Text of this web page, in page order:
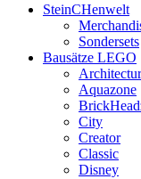
SteinCHenwelt
Sondersets
Bausätze LEGO
Aquazone
City
Creator
Classic
Disney